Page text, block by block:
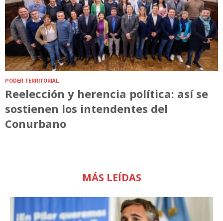
PODER TERRITORIAL
Reelección y herencia política: así se
sostienen los intendentes del
Conurbano
MÁS LEÍDAS